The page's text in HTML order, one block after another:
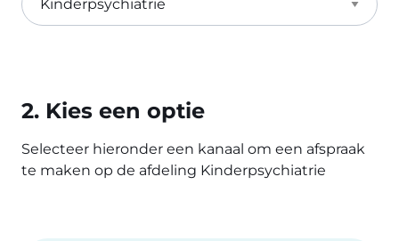
2. Kies een optie
Selecteer hieronder een kanaal om een afspraak
te maken op de afdeling Kinderpsychiatrie